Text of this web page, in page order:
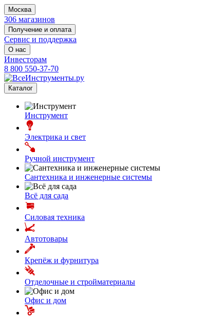
Москва
306 магазинов
Получение и оплата
Сервис и поддержка
О нас
Инвесторам
8 800 550-37-70
Каталог
Инструмент
Электрика и свет
Ручной инструмент
Сантехника и инженерные системы
Всё для сада
Силовая техника
Автотовары
Крепёж и фурнитура
Отделочные и стройматериалы
Офис и дом